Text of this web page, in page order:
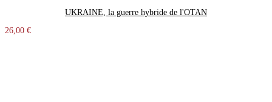
UKRAINE, la guerre hybride de l'OTAN
26,00 €